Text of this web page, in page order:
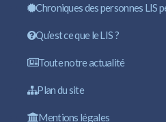
Chroniques des personnes LIS
Qu’est ce que le LIS ?
Toute notre actualité
Plan du site
Mentions légales